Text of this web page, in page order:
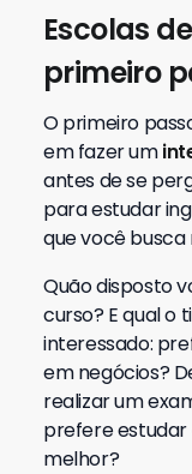
Escolas
primeiro
O primeiro
em fazer um
antes de se
para estudar
que você busca
Quão disposto
curso? E qual o
interessado:
em negócios?
realizar um
prefere estudar
melhor?